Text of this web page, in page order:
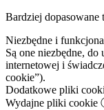
Bardziej
Niezbędne i
Są one niezbędne,
internetowej i
cookie”).
Dodatkowe pliki
Wydajne pliki cookie